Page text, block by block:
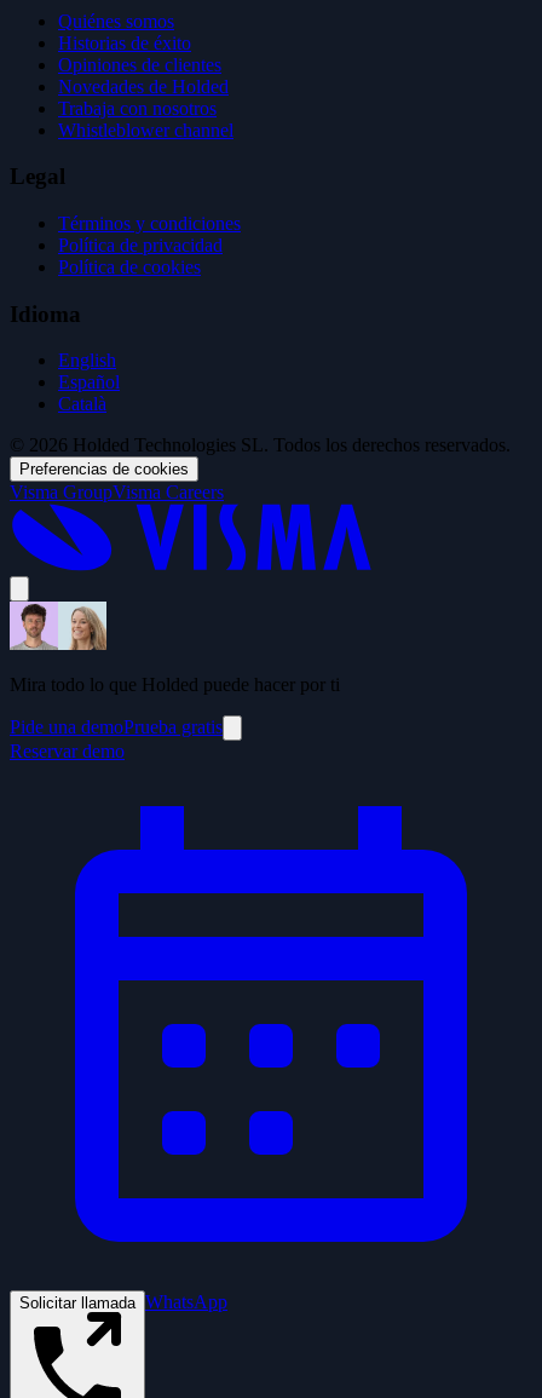
Quiénes somos
Historias de éxito
Opiniones de clientes
Novedades de Holded
Trabaja con nosotros
Whistleblower channel
Legal
Términos y condiciones
Política de privacidad
Política de cookies
Idioma
English
Español
Català
© 2026 Holded Technologies SL. Todos los derechos reservados.
Preferencias de cookies
Visma GroupVisma Careers
Mira todo lo que Holded puede hacer por ti
Pide una demoPrueba gratis
Reservar demo
Solicitar llamada WhatsApp